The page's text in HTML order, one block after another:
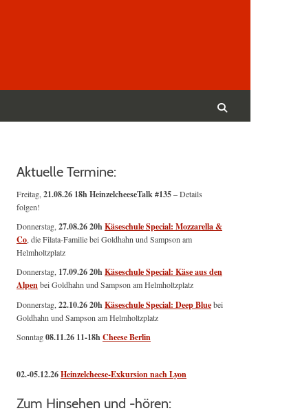
Aktuelle Termine:
Freitag, 21.08.26 18h HeinzelcheeseTalk #135– Details
folgen!
Donnerstag, 27.08.26 20hKäseschule Special: Mozzarella &
Co , die Filata-Familie bei Goldhahn und Sampson am
Helmholtzplatz
Donnerstag, 17.09.26 20hKäseschule Special: Käse aus den
Alpenbei Goldhahn und Sampson am Helmholtzplatz
Donnerstag, 22.10.26 20hKäseschule Special: Deep Bluebei
Goldhahn und Sampson am Helmholtzplatz
Sonntag08.11.26 11-18hCheese Berlin
02.-05.12.26Heinzelcheese-Exkursion nach Lyon
Zum Hinsehen und -hören: